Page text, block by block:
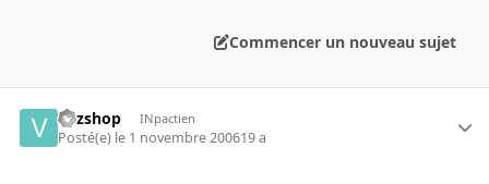
Commencer un nouveau sujet
vnzshop INpactien
Posté(e) le 1 novembre 200619 a